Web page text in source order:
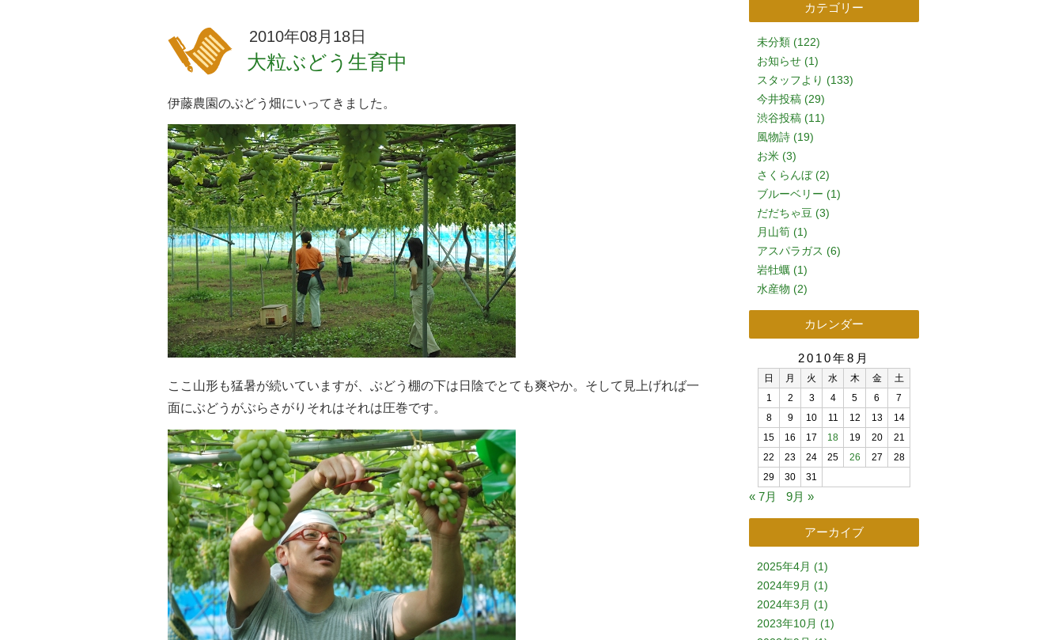
2010年08月18日
大粒ぶどう生育中
伊藤農園のぶどう畑にいってきました。
ここ山形も猛暑が続いていますが、ぶどう棚の下は日陰でとても爽やか。そして見上げれば一
面にぶどうがぶらさがりそれはそれは圧巻です。
カテゴリー
未分類 (122)
お知らせ (1)
スタッフより (133)
今井投稿 (29)
渋谷投稿 (11)
風物詩 (19)
お米 (3)
さくらんぼ (2)
ブルーベリー (1)
だだちゃ豆 (3)
月山筍 (1)
アスパラガス (6)
岩牡蠣 (1)
水産物 (2)
カレンダー
2010年8月
日 月 火 水 木 金
土
1
2 3 4 5 6
7
8
9 10 11 12 13
14
15
16 17 18 19 20
21
22
23 24 25 26 27
28
29
30 31
« 7月 9月 »
アーカイブ
2025年4月 (1)
2024年9月 (1)
2024年3月 (1)
2023年10月 (1)